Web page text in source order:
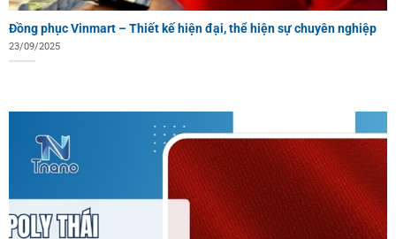
Đồng phục Vinmart – Thiết kế hiện đại, thể hiện sự chuyên nghiệp
23/09/2025